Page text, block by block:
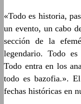
«Todo es historia,
un evento, un cabo
sección de la
legendario. Todo
Todo entra en los
todo es bazofia.».
fechas históricas en